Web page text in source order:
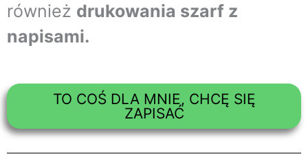
również drukowania szarf z
napisami.
TO COŚ DLA MNIE, CHCĘ SIĘ
ZAPISAĆ